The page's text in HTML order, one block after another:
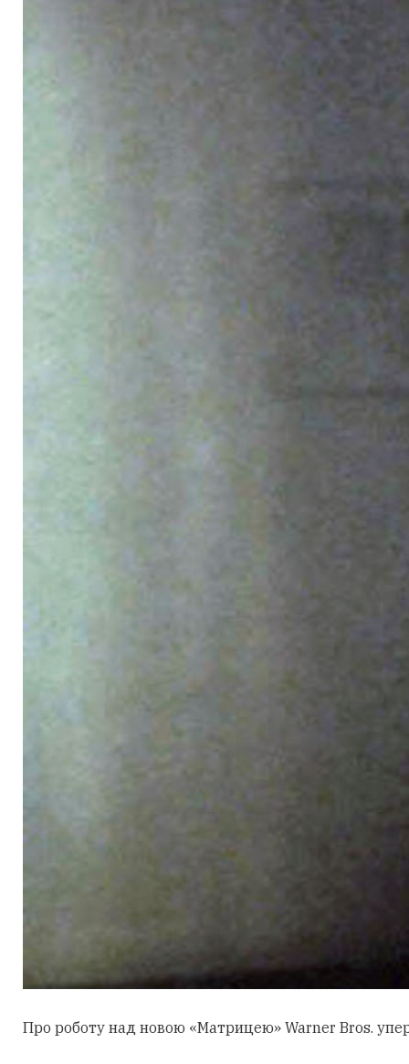
Про роботу над новою «Матрицею» Warner Bros.